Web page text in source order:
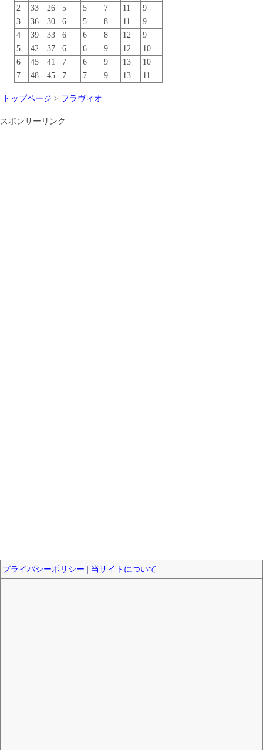
2
33 26 5 5 7 11
9
3
36 30 6 5 8 11
9
4
39 33 6 6 8 12
9
5
42 37 6 6 9 12
10
6
45 41 7 6 9 13
10
7
48 45 7 7 9 13 11
トップページ > フラヴィオ
スポンサーリンク
プライバシーポリシー 当サイトについて